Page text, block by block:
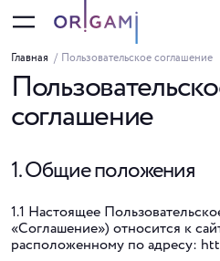
Главная / Пользовательское соглашение
соглашение
1. Общие положения
1.1 Настоящее
«Соглашение») относится к
расположенному по адресу: